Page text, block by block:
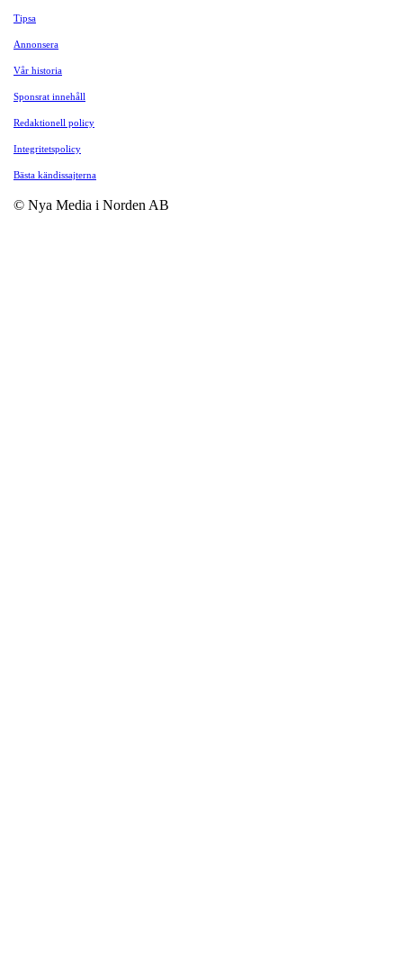
Tipsa
Annonsera
Vår historia
Sponsrat innehåll
Redaktionell policy
Integritetspolicy
Bästa kändissajterna
© Nya Media i Norden AB